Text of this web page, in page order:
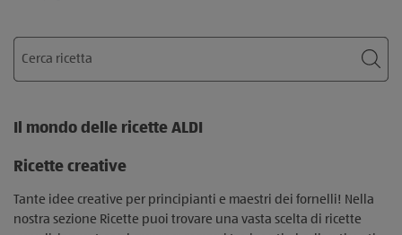
Cerca
Ricerca
Il mondo delle ricette ALDI
Ricette creative
Tante idee creative per principianti e maestri dei fornelli! Nella
nostra sezione Ricette puoi trovare una vasta scelta di ricette